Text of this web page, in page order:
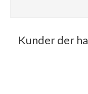
Kunder der